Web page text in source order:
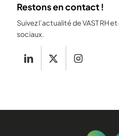
Restons en contact !
Suivez l’actualité de VAST RH
sociaux.